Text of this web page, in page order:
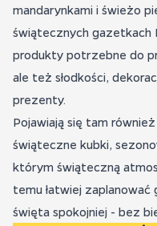
mandarynkami i świeżo
świątecznych
produkty potrzebne do
ale też słodkości,
prezenty.
Pojawiają się tam
świąteczne kubki,
którym świąteczną
temu łatwiej
święta spokojniej - bez